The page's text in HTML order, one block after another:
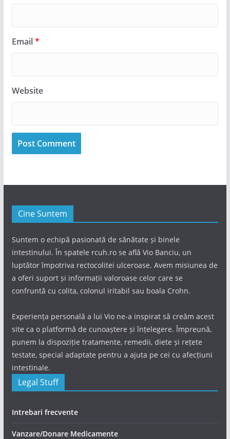
Email*
Website
Cine Suntem
Suntem o echipă pasionată de sănătate și binele
intestinului. În spatele rcuh.ro se află Vio Banciu, un
luptător împotriva rectocolitei ulceroase. Avem misiunea de
a oferi suport și informații valoroase celor care se
confruntă cu colita, colonul iritabil sau boala Crohn.
Experiența personală a lui Vio ne-a inspirat să creăm acest
site ca o platformă de cunoaștere și înțelegere. Împreună,
punem la dispoziție tratamente, remedii, diete și rețete
testate, special adaptate pentru a ajuta pe cei cu afecțiuni
intestinale.
Legal Stuff
Intrebari frecvente
Vanzare/Donare Medicamente